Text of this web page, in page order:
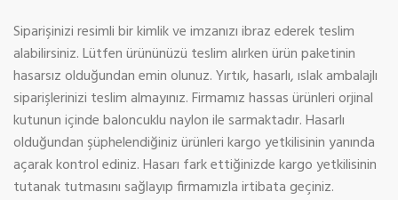
Siparişinizi resimli bir kimlik ve imzanızı ibraz ederek teslim
alabilirsiniz. Lütfen ürününüzü teslim alırken ürün paketinin
hasarsız olduğundan emin olunuz. Yırtık, hasarlı, ıslak ambalajlı
siparişlerinizi teslim almayınız. Firmamız hassas ürünleri orjinal
kutunun içinde baloncuklu naylon ile sarmaktadır. Hasarlı
olduğundan şüphelendiğiniz ürünleri kargo yetkilisinin yanında
açarak kontrol ediniz. Hasarı fark ettiğinizde kargo yetkilisinin
tutanak tutmasını sağlayıp firmamızla irtibata geçiniz.